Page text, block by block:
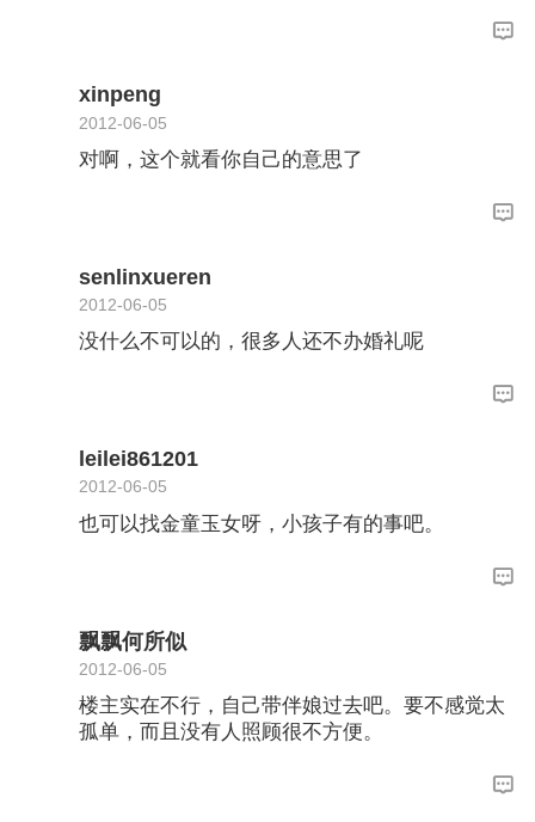
xinpeng
2012-06-05
对啊，这个就看你自己的意思了
senlinxueren
2012-06-05
没什么不可以的，很多人还不办婚礼呢
leilei861201
2012-06-05
也可以找金童玉女呀，小孩子有的事吧。
飘飘何所似
2012-06-05
楼主实在不行，自己带伴娘过去吧。要不感觉太
孤单，而且没有人照顾很不方便。